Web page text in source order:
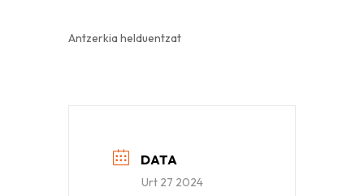
Antzerkia helduentzat
DATA
Urt 27 2024